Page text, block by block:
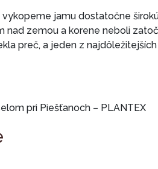
jamu dostatočne
zemou a korene neboli
preč, a jeden z
pri Piešťanoch – PLANTEX